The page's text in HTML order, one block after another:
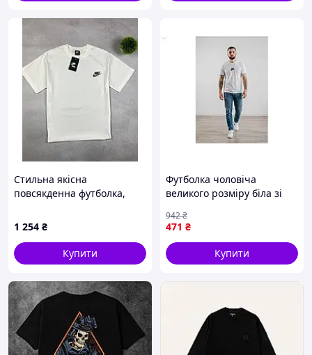
Стильна якісна
повсякденна футболка,
1 254 ₴
Купити
Футболка чоловіча
великого розміру біла зі
повсякденного носіння та
комфорту
471 ₴
942₴
Купити